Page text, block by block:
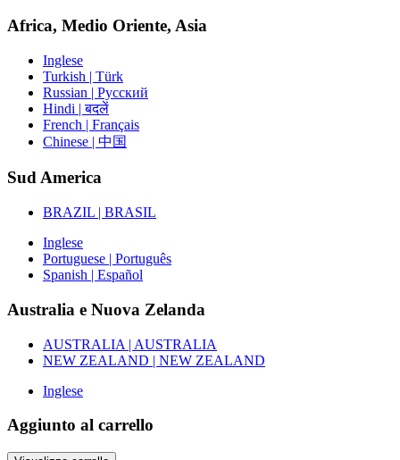
Africa, Medio Oriente, Asia
Inglese
Turkish | Türk
Russian | Русский
Hindi | बदलें
French | Français
Chinese | 中国
Sud America
BRAZIL | BRASIL
Inglese
Portuguese | Português
Spanish | Español
Australia e Nuova Zelanda
AUSTRALIA | AUSTRALIA
NEW ZEALAND | NEW ZEALAND
Inglese
Aggiunto al carrello